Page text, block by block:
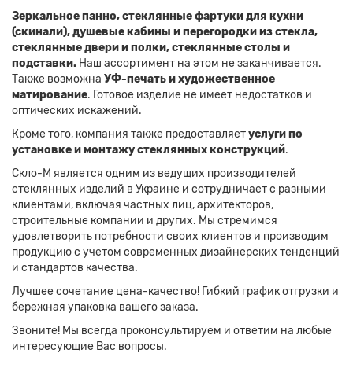
Зеркальное панно, стеклянные фартуки для кухни
(скинали), душевые кабины и перегородки из стекла,
стеклянные двери и полки, стеклянные столы и
подставки. Наш ассортимент на этом не заканчивается.
Также возможна УФ-печать и художественное
матирование. Готовое изделие не имеет недостатков и
оптических искажений.
Кроме того, компания также предоставляетуслуги по
установке и монтажу стеклянных конструкций.
Скло-М является одним из ведущих производителей
стеклянных изделий в Украине и сотрудничает с разными
клиентами, включая частных лиц, архитекторов,
строительные компании и других. Мы стремимся
удовлетворить потребности своих клиентов и производим
продукцию с учетом современных дизайнерских тенденций
и стандартов качества.
Лучшее сочетание цена-качество! Гибкий график отгрузки и
бережная упаковка вашего заказа.
Звоните! Мы всегда проконсультируем и ответим на любые
интересующие Вас вопросы.